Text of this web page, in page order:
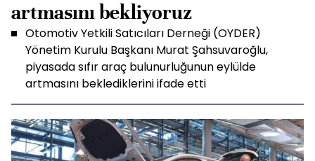
artmasını bekliyoruz
Otomotiv Yetkili Satıcıları Derneği (OYDER)
Yönetim Kurulu Başkanı Murat Şahsuvaroğlu,
piyasada sıfır araç bulunurluğunun eylülde
artmasını beklediklerini ifade etti